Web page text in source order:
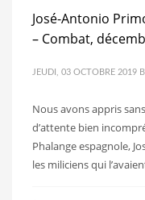
José-Antonio
– Combat,
JEUDI, 03 OCTOBRE 2019
Nous avons appris
d’attente bien
Phalange espagnole,
les miliciens qui